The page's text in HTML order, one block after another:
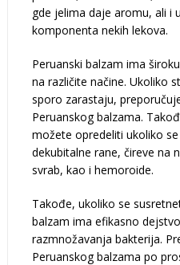
gde jelima daje aromu, ali i
komponenta nekih lekova.
Peruanski balzam ima
na različite načine. Ukoliko
sporo zarastaju,
Peruanskog balzama.
možete opredeliti ukoliko
dekubitalne rane, čireve na
svrab, kao i hemoroide.
Takođe, ukoliko se
balzam ima efikasno
razmnožavanja bakterija.
Peruanskog balzama po